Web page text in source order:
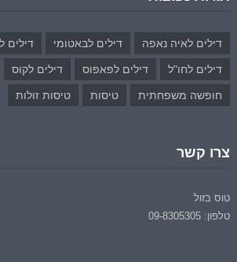
דילים לאיה נאפה דילים לבאטומי דילים
דילים לחו"ל דילים לפאפוס דילים לקוס
חופשה משפחתית טיסות טיסות זולות
צרו קשר
טוס בזול
טלפון: 09-8305305